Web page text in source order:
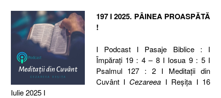
197 I 2025. PÂINEA PROASPĂTĂ
!
I Podcast I Pasaje Biblice : I
Împărați 19 : 4 – 8 I Iosua 9 : 5 I
Psalmul 127 : 2 I Meditaţii din
Cuvânt I Cezareea I Reşiţa I 16
Iulie 2025 I